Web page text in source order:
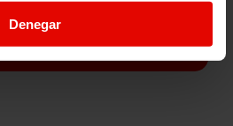
Denegar
a la newsletter